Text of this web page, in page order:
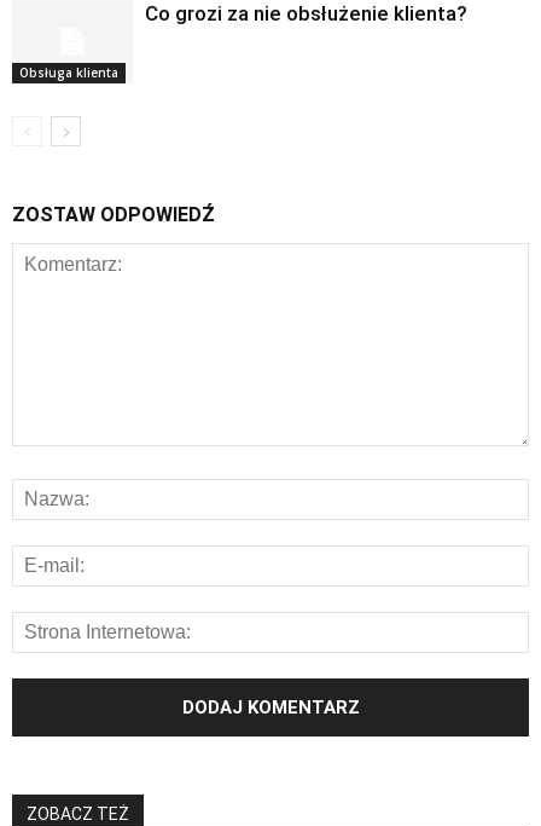
Obsługa klienta
Co grozi za nie obsłużenie klienta?
ZOSTAW ODPOWIEDŹ
ZOBACZ TEŻ